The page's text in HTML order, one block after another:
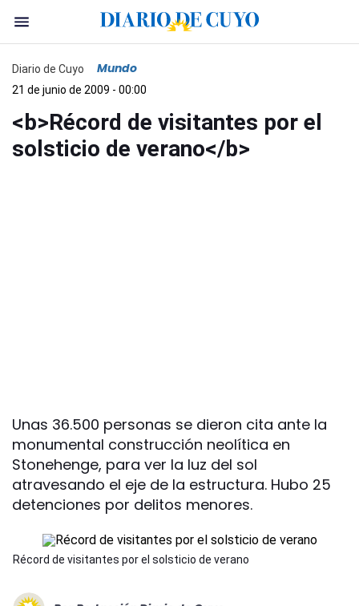
Diario de Cuyo Mundo
21 de junio de 2009 - 00:00
<b>Récord de visitantes por el
solsticio de verano</b>
Unas 36.500 personas se dieron cita ante la
monumental construcción neolítica en
Stonehenge, para ver la luz del sol
atravesando el eje de la estructura. Hubo 25
detenciones por delitos menores.
Récord de visitantes por el solsticio de verano